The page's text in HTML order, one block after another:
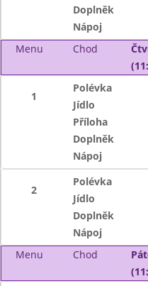
Doplněk
Nápoj
Menu
Chod
1
Polévka
Jídlo
Příloha
Doplněk
Nápoj
2
Polévka
Jídlo
Doplněk
Nápoj
Menu
Chod